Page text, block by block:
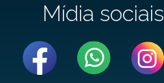
Mídia sociais